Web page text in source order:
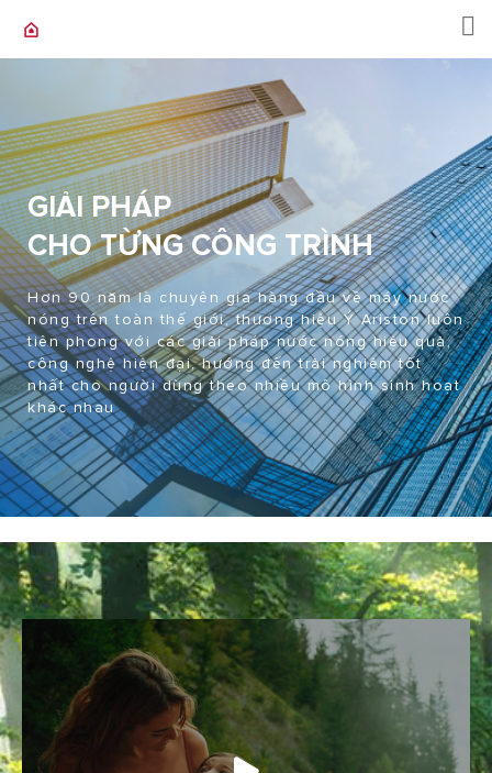
GIẢI PHÁP
CHO TỪNG CÔNG TRÌNH
Hơn 90 năm là chuyên gia hàng đầu về máy nước
nóng trên toàn thế giới, thương hiệu Ý Ariston luôn
tiên phong với các giải pháp nước nóng hiệu quả,
công nghệ hiện đại, hướng đến trải nghiệm tốt
nhất cho người dùng theo nhiều mô hình sinh hoạt
khác nhau